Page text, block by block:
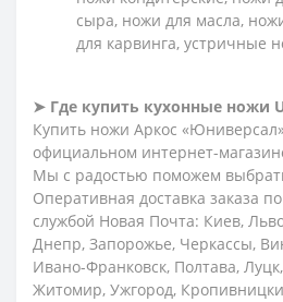
сыра, ножи для масла,
для карвинга, устричные
➤ Где купить кухонные ножи
Купить ножи Аркос
официальном интернет-
Мы с радостью поможем
Оперативная доставка заказа
службой Новая Почта: Киев,
Днепр, Запорожье, Черкассы,
Ивано-Франковск, Полтава,
Житомир, Ужгород,